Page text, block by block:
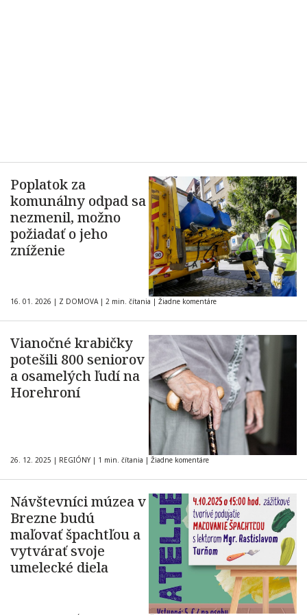
Poplatok za
komunálny odpad sa
nezmenil, možno
požiadať o jeho
zníženie
16. 01. 2026 | Z DOMOVA | 2 min. čítania | Žiadne komentáre
Vianočné krabičky
potešili 800 seniorov
a osamelých ľudí na
Horehroní
26. 12. 2025 | REGIÓNY | 1 min. čítania | Žiadne komentáre
Návštevníci múzea v
Brezne budú
maľovať špachtľou a
vytvárať svoje
umelecké diela